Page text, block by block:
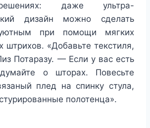
даже ультра-
дизайн можно сделать
при помощи мягких
штрихов. «Добавьте текстиля,
Потаразу. — Если у вас есть
о шторах. Повесьте
плед на спинку стула,
полотенца».